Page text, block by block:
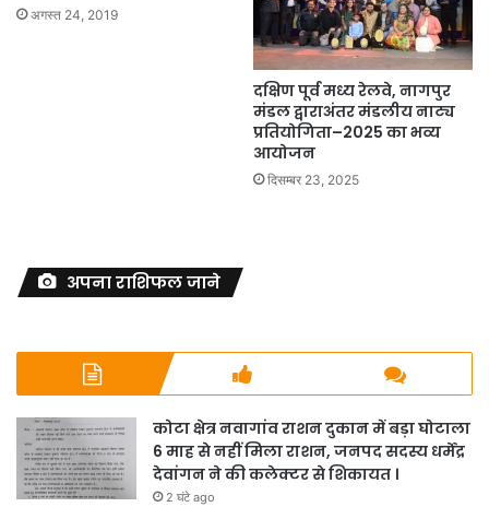
अगस्त 24, 2019
दक्षिण पूर्व मध्य रेलवे, नागपुर
मंडल द्वाराअंतर मंडलीय नाट्य
प्रतियोगिता–2025 का भव्य
आयोजन
दिसम्बर 23, 2025
अपना राशिफल जाने
कोटा क्षेत्र नवागांव राशन दुकान में बड़ा घोटाला
6 माह से नहीं मिला राशन, जनपद सदस्य धर्मेंद्र
देवांगन ने की कलेक्टर से शिकायत ।
2 घंटे ago